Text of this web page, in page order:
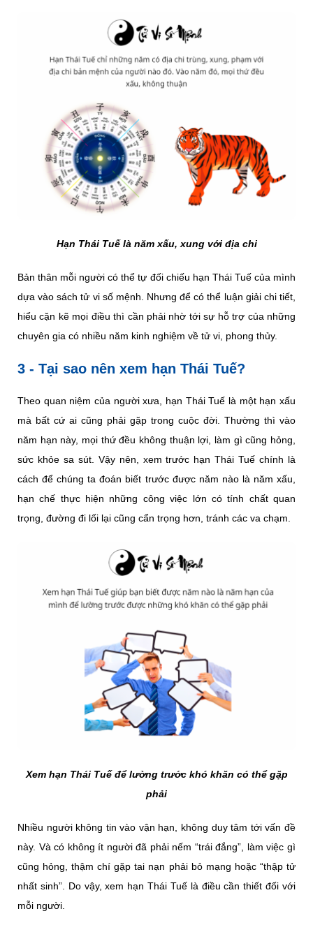
Hạn Thái Tuế là năm xấu, xung với địa chi
Bản thân mỗi người có thể tự đối chiếu hạn Thái Tuế của mình
dựa vào sách tử vi số mệnh. Nhưng để có thể luận giải chi tiết,
hiểu cặn kẽ mọi điều thì cần phải nhờ tới sự hỗ trợ của những
chuyên gia có nhiều năm kinh nghiệm về tử vi, phong thủy.
3 - Tại sao nên xem hạn Thái Tuế?
Theo quan niệm của người xưa, hạn Thái Tuế là một hạn xấu
mà bất cứ ai cũng phải gặp trong cuộc đời. Thường thì vào
năm hạn này, mọi thứ đều không thuận lợi, làm gì cũng hỏng,
sức khỏe sa sút. Vậy nên, xem trước hạn Thái Tuế chính là
cách để chúng ta đoán biết trước được năm nào là năm xấu,
hạn chế thực hiện những công việc lớn có tính chất quan
trọng, đường đi lối lại cũng cẩn trọng hơn, tránh các va chạm.
Xem hạn Thái Tuế để lường trước khó khăn có thể gặp
phải
Nhiều người không tin vào vận hạn, không duy tâm tới vấn đề
này. Và có không ít người đã phải nếm “trái đắng”, làm việc gì
cũng hỏng, thậm chí gặp tai nạn phải bỏ mạng hoặc “thập tử
nhất sinh”. Do vậy, xem hạn Thái Tuế là điều cần thiết đối với
mỗi người.